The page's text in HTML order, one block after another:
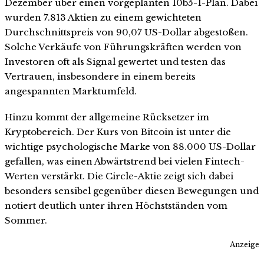
Dezember über einen vorgeplanten 10b5-1-Plan. Dabei
wurden 7.813 Aktien zu einem gewichteten
Durchschnittspreis von 90,07 US-Dollar abgestoßen.
Solche Verkäufe von Führungskräften werden von
Investoren oft als Signal gewertet und testen das
Vertrauen, insbesondere in einem bereits
angespannten Marktumfeld.
Hinzu kommt der allgemeine Rücksetzer im
Kryptobereich. Der Kurs von Bitcoin ist unter die
wichtige psychologische Marke von 88.000 US-Dollar
gefallen, was einen Abwärtstrend bei vielen Fintech-
Werten verstärkt. Die Circle-Aktie zeigt sich dabei
besonders sensibel gegenüber diesen Bewegungen und
notiert deutlich unter ihren Höchstständen vom
Sommer.
Anzeige